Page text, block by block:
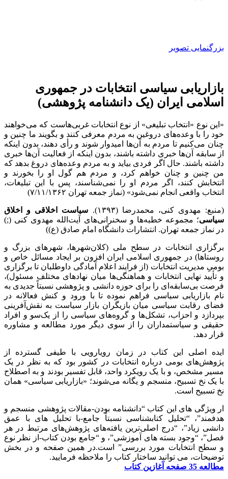
بزرگنمایی تصویر
بازاریابی سیاسی انتخابات در جمهوری
اسلامی ایران (یک دانشنامه پژوهشی)
«این نوع «انتخاب تبلیغی» از نوع انتخابات غربی‌هاست که می‌خواهند
خود را با وعده‌های دروغین به مردم معرفی کنند و بگویند ما چنین و
چنان می‌کنیم تا مردم به آن‌ها امیدوار شوند و رأی دهند، بدون اینکه
از سابقه‌ آن‌ها خبری داشته باشند، بدون اینکه از فعالیت آن‌ها خبری
داشته باشند. حال اگر فردی بیاید و به مردم وعده‌های دروغ بدهد که
من چنین و چنان خواهم کرد، و مردم هم گول او را بخورند و
انتخابش کنند، اگر مردم او را نمی‌شناسند، پس با این تبلیغات،
انتخاب واقعی انجام نمی‌شود» (نماز جمعه تهران ۷/۱۱/۱۳۶۲)
(منبع: مهدوی کنی، محمدرضا (۱۳۹۳).
سیاست اخلاقی و اخلاق
سیاسی؛ مجموعه خطبه‌ها و سخنرانی‌های آیت‌الله مهدوی ‌کنی (;)
در نماز جمعه تهران. انتشارات دانشگاه امام صادق (ع))
برگزاری انتخابات در سطح ملی (کلان‌شهرها، شهرهای بزرگ و
روستاها) در جمهوری اسلامی ایران افزون بر ایجاد مسائل خاص و
بومیِ مدیریت انتخابات (از فرایند اعلام آمادگی داوطلبان تا برگزاری
و تأیید نهایی انتخابات و هماهنگی‌ها میان نهادهای مختلف مسئول)،
فرصت بی‌سابقه‌ای را برای حوزه‌‌ دانشی و پژوهشی نسبتاً جدیدی به
‌نام بازاریابی سیاسی فراهم نموده تا با ورود و کنش فعالانه در
فضای رقابت سیاسی میان بازیگران بازار سیاست به نقش‌آفرینی
بپردازد و احزاب، تشکل‌ها و گروه‌های سیاسی را از یک‌سو و افراد
حقیقی و سیاستمداران را از سوی دیگر مورد مطالعه و مشاوره
قرار دهد.
ایده‌‌ اصلی این کتاب در زمان رویارویی با طیفی گسترده از
پژوهش‌های بومی درباره‌‌ انتخابات در کشور بود که به نظر در یک
مسیر مشخص، و با یک رویکرد واحد، قابل تفسیر بودند و به‌ اصطلاح
با یک نخ تسبیح، منسجم و یگانه می‌شوند؛ «بازاریابی سیاسی» همان
نخ تسبیح است.
ار ویژگی های این کتاب “دانشنامه بودن-مقالات پژوهشی منسجم و
هدفمند”، “تحلیل کتابشناسی نسبتاً جامع-با تحلیل های با عمق
دانشی زیاد”، “درج اصلی‌ترین یافته‌های پژوهش‌های مرتبط در هر
فصل”، “وجود بسته های آموزشی”، و “جامع بودن کتاب-از نظر نوع
و سطح انتخابات مورد بررسی” است.در همین صفحه و در بخش
توضیحات، می توانید ساختار کتاب را ملاحظه فرمایید.
مطالعه 35 صفحه آغازین کتاب